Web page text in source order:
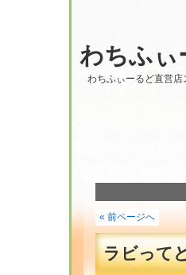
わちふぃ
わちふぃーるど直営
« 前ページへ
ラビって